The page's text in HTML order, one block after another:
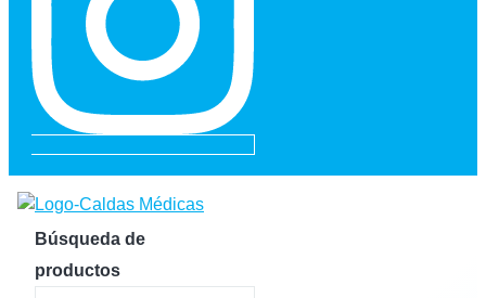
Búsqueda de
productos